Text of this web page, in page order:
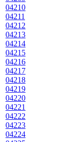
04210
04211
04212
04213
04214
04215
04216
04217
04218
04219
04220
04221
04222
04223
04224